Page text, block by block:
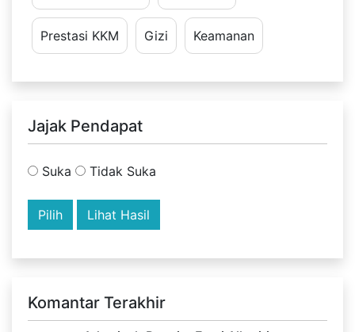
Prestasi KKM Gizi Keamanan
Jajak Pendapat
Suka Tidak Suka
Lihat Hasil
Komantar Terakhir